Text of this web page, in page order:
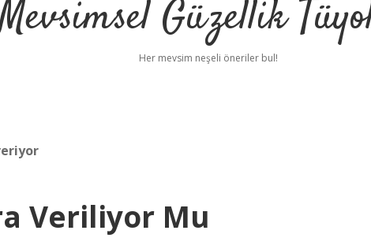
Güzellik
Her mevsim neşeli öneriler bul!
Veriliyor Mu